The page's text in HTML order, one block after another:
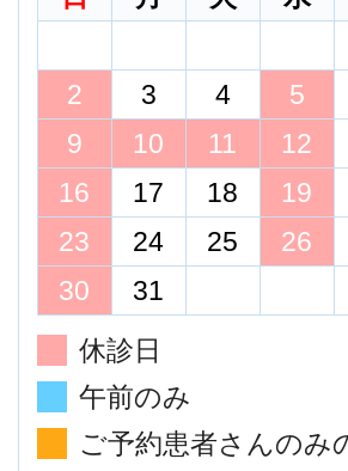
2
3 4 5
9
10 11 12
16
17 18 19
23
24 25 26
30
31
休診日
午前のみ
ご予約患者さんのみ